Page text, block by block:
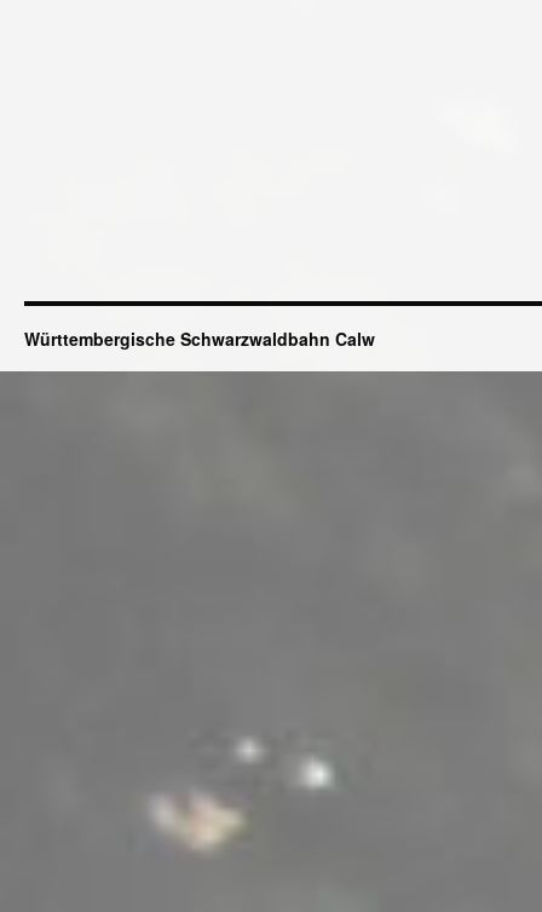
Württembergische Schwarzwaldbahn Calw